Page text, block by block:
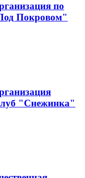
по
Покровом"
"Снежинка"